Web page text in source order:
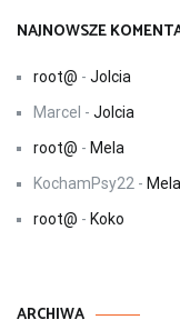
NAJNOWSZE
root@ - Jolcia
Marcel - Jolcia
root@ - Mela
KochamPsy22 - Mela
root@ - Koko
ARCHIWA